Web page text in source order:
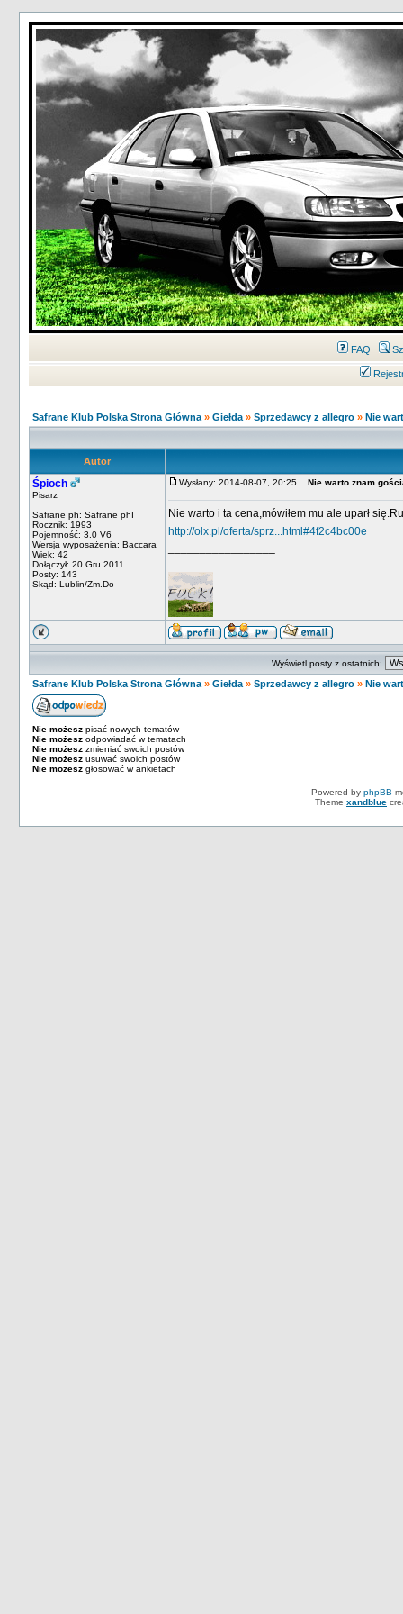
FAQ
Safrane Klub Polska Strona Główna » Giełda » Sprzedawcy z allegro » Nie
Autor
Śpioch
Pisarz
Safrane ph: Safrane phI
Rocznik: 1993
Pojemność: 3.0 V6
Wersja wyposażenia: Baccara
Wiek: 42
Dołączył: 20 Gru 2011
Posty: 143
Skąd: Lublin/Zm.Do
Wysłany: 2014-08-07, 20:25 Nie warto znam
Nie warto i ta cena,mówiłem mu ale uparł
http://olx.pl/oferta/sprz...html#4f2c4bc00e
Wyświetl posty z ostatnich:
Safrane Klub Polska Strona Główna » Giełda » Sprzedawcy z allegro » Nie
Nie możesz pisać nowych tematów
Nie możesz odpowiadać w tematach
Nie możesz zmieniać swoich postów
Nie możesz usuwać swoich postów
Nie możesz głosować w ankietach
Powered by phpBB
Theme xandblue